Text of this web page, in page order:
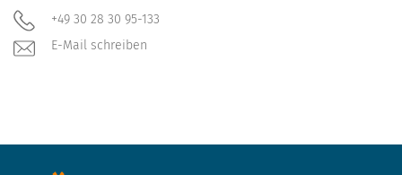
+49 30 28 30 95-133
E-Mail schreiben